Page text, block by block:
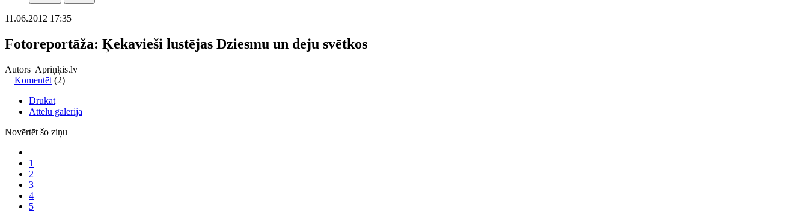
11.06.2012 17:35
Fotoreportāža: Ķekavieši lustējas Dziesmu un deju svētkos
Autors Apriņķis.lv
Komentēt (2)
Drukāt
Attēlu galerija
Novērtēt šo ziņu
1
2
3
4
5